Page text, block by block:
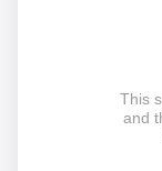
This
and